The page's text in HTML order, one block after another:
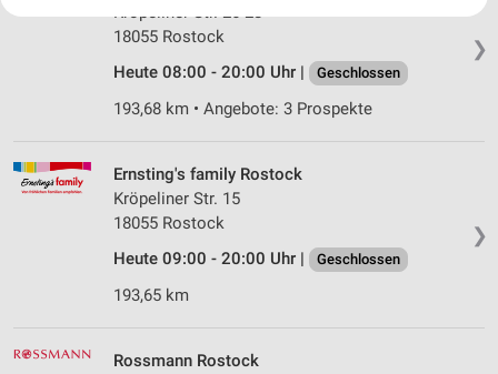
❯
Kröpeliner Str. 26-28
18055 Rostock
Heute 08:00 - 20:00 Uhr |
Geschlossen
193,68 km • Angebote: 3 Prospekte
❯
Ernsting's family Rostock
Kröpeliner Str. 15
18055 Rostock
Heute 09:00 - 20:00 Uhr |
Geschlossen
193,65 km
Rossmann Rostock
Website/App.
Wir nutzen Ihre Daten für folgende Zwecke:
IAB-Verarbeitungszwecke:
auf einem Endgerät
Verwendung reduzierter Daten zur Auswahl von
Werbeanzeigen
Erstellung von Profilen für personalisierte
personalisierter Werbung